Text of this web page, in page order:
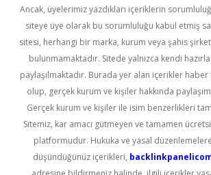
Ancak, üyelerimiz yazdıkları içeriklerin
siteye üye olarak bu sorumluluğu kabul etmiş
sitesi, herhangi bir marka, kurum veya şahıs
bulunmamaktadır. Sitede yalnızca kendi
paylaşılmaktadır. Burada yer alan içerikler haber
olup, gerçek kurum ve kişiler hakkında
Gerçek kurum ve kişiler ile isim benzerlikleri
Sitemiz, kar amacı gütmeyen ve tamamen
platformudur. Hukuka ve yasal
düşündüğünüz içerikleri,